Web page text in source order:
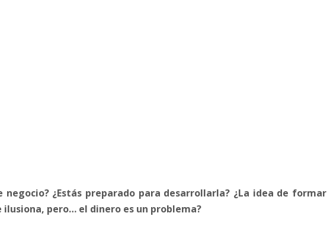
negocio? ¿Estás preparado para desarrollarla? ¿La idea de formar
pero… el dinero es un problema?